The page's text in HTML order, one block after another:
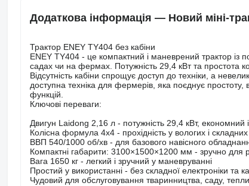
Додаткова інформація — Новий міні-
Трактор ENEY TY404 без кабіни
ENEY TY404 - це компактний і маневрений трактор
садах чи на фермах. Потужність 29,4 кВт та простота
Відсутність кабіни спрощує доступ до техніки, а
доступна техніка для фермерів, яка поєднує простоту,
функцій.
Ключові переваги:
Двигун Laidong 2,16 л - потужність 29,4 кВт, економний і
Колісна формула 4x4 - прохідність у вологих і
ВВП 540/1000 об/хв - для базового навісного
Компактні габарити: 3100×1500×1200 мм - зручно для
Вага 1650 кг - легкий і зручний у маневруванні
Простий у використанні - без складної електроніки та
Чудовий для обслуговування тваринництва, саду,